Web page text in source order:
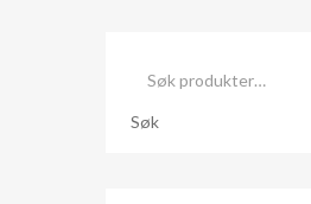
etter:
Søk